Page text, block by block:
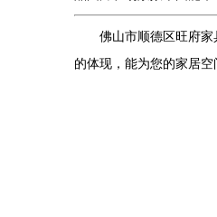
佛山市顺德区旺府
的体现，能为您的家居